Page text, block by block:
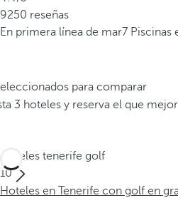
9250 reseñas
En primera línea de mar7 Piscinas
para comparar
3 hoteles y reserva el que
Hoteles tenerife golf
10
Hoteles en Tenerife con golf en